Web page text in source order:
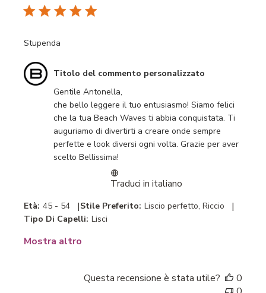
Stupenda
Commenti
del
proprietario
negozio
recensione
personalizzato
il
Tue
Titolo del commento personalizzato
Gentile Antonella,
che bello leggere il tuo entusiasmo! Siamo felici
che la tua Beach Waves ti abbia conquistata. Ti
auguriamo di divertirti a creare onde sempre
perfette e look diversi ogni volta. Grazie per aver
scelto Bellissima!
Età: 45 - 54 |Stile Preferito: Liscio perfetto, Riccio |
Tipo Di Capelli: Lisci
Mostra altro
Traduci in italiano
Questa recensione è stata utile?
0